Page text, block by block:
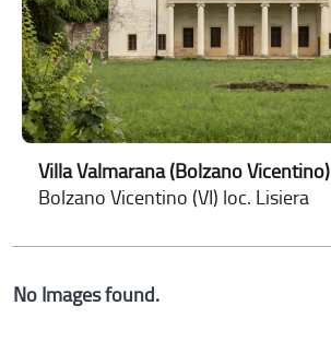
Villa Valmarana (Bolzano Vicentino)
Bolzano Vicentino (VI) loc. Lisiera
No Images found.